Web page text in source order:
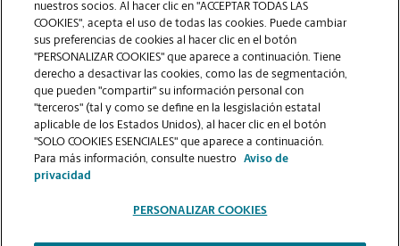
VER LA PÁGINA DE LA TIENDA
nuestros socios. Al hacer clic en "ACCEPTAR TODAS LAS
COOKIES", acepta el uso de todas las cookies. Puede cambiar
sus preferencias de cookies al hacer clic en el botón
"PERSONALIZAR COOKIES" que aparece a continuación. Tiene
derecho a desactivar las cookies, como las de segmentación,
que pueden "compartir" su información personal con
"terceros" (tal y como se define en la lesgislación estatal
aplicable de los Estados Unidos), al hacer clic en el botón
"SOLO COOKIES ESENCIALES" que aparece a continuación.
Para más información, consulte nuestro
Aviso de
privacidad
PERSONALIZAR COOKIES